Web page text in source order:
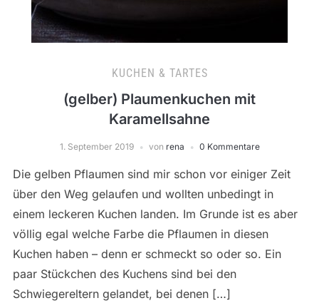
KUCHEN & TARTES
(gelber) Plaumenkuchen mit
Karamellsahne
1. September 2019 von rena 0 Kommentare
Die gelben Pflaumen sind mir schon vor einiger Zeit
über den Weg gelaufen und wollten unbedingt in
einem leckeren Kuchen landen. Im Grunde ist es aber
völlig egal welche Farbe die Pflaumen in diesen
Kuchen haben – denn er schmeckt so oder so. Ein
paar Stückchen des Kuchens sind bei den
Schwiegereltern gelandet, bei denen […]